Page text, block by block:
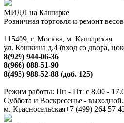
МИДЛ на Каширке
Розничная торговля и ремонт
115409, г. Москва, м. Каширская
ул. Кошкина д.4 (вход со двора,
8(929) 944-06-36
8(966) 088-51-90
8(495) 988-52-88 (доб. 125)
Режим работы: Пн - Пт: с 8.00 -
Суббота и Воскресенье - выходной.
м. Красносельская+7 (499) 264 57